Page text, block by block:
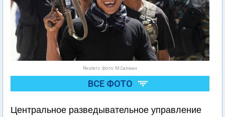
Reuters. Фото: М.Салман
ВСЕ ФОТО
Центральное разведывательное управление